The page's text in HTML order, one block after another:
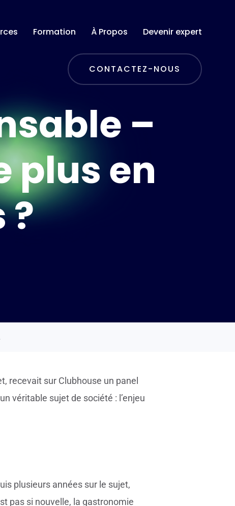
Formation À Propos Devenir expert
CONTACTEZ-NOUS
–
plus en
?
recevait sur Clubhouse un panel
véritable sujet de société : l’enjeu
plusieurs années sur le sujet,
pas si nouvelle, la gastronomie